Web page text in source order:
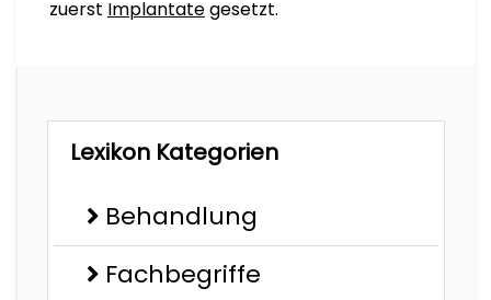
zuerst Implantategesetzt.
Lexikon Kategorien
Behandlung
Fachbegriffe